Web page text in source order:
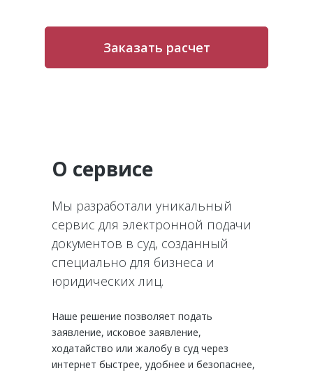
Заказать расчет
О сервисе
Мы разработали уникальный
сервис для электронной подачи
документов в суд, созданный
специально для бизнеса и
юридических лиц.
Наше решение позволяет подать
заявление, исковое заявление,
ходатайство или жалобу в суд через
интернет быстрее, удобнее и безопаснее,